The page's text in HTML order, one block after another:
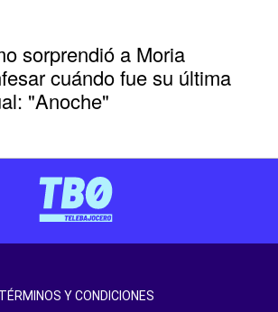
sorprendió a Moria
cuándo fue su última
"Anoche"
TÉRMINOS Y CONDICIONES